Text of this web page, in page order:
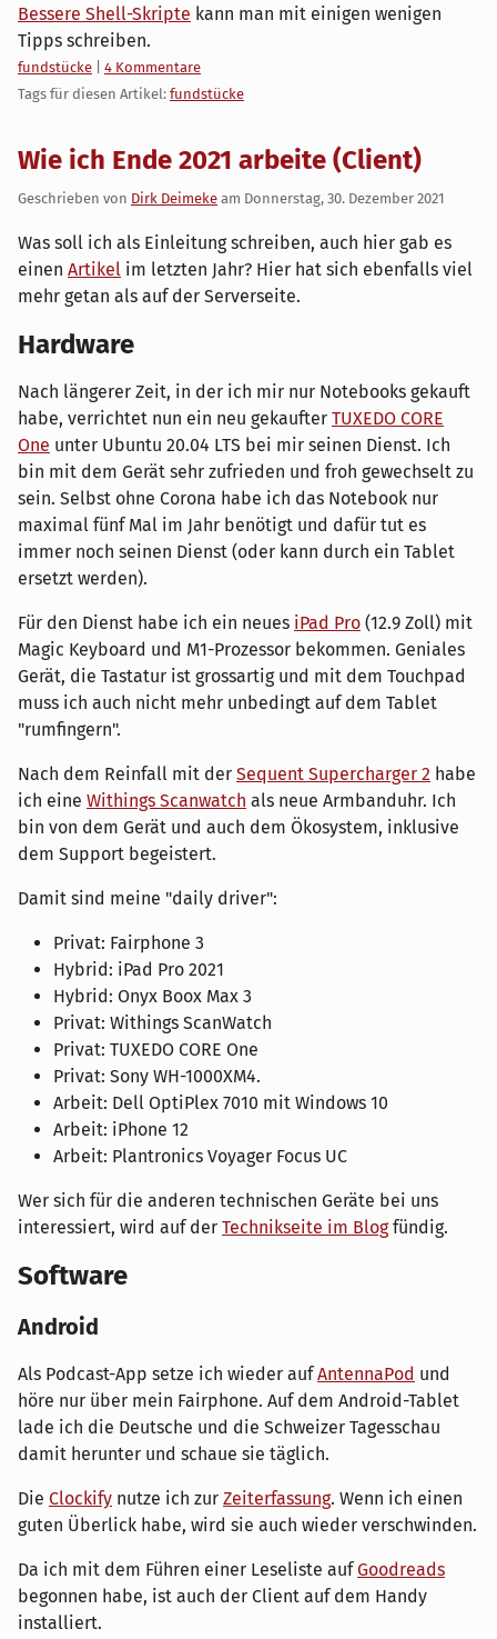
Bessere Shell-Skripte kann man mit einigen wenigen
Tipps schreiben.
Kategorien:
fundstücke
4 Kommentare
Tags für diesen Artikel: fundstücke
Wie ich Ende 2021 arbeite (Client)
Geschrieben von Dirk Deimeke am Donnerstag, 30. Dezember 2021
Was soll ich als Einleitung schreiben, auch hier gab es
einen Artikel im letzten Jahr? Hier hat sich ebenfalls viel
mehr getan als auf der Serverseite.
Hardware
Nach längerer Zeit, in der ich mir nur Notebooks gekauft
habe, verrichtet nun ein neu gekaufter TUXEDO CORE
One unter Ubuntu 20.04 LTS bei mir seinen Dienst. Ich
bin mit dem Gerät sehr zufrieden und froh gewechselt zu
sein. Selbst ohne Corona habe ich das Notebook nur
maximal fünf Mal im Jahr benötigt und dafür tut es
immer noch seinen Dienst (oder kann durch ein Tablet
ersetzt werden).
Für den Dienst habe ich ein neues iPad Pro (12.9 Zoll) mit
Magic Keyboard und M1-Prozessor bekommen. Geniales
Gerät, die Tastatur ist grossartig und mit dem Touchpad
muss ich auch nicht mehr unbedingt auf dem Tablet
"rumfingern".
Nach dem Reinfall mit der Sequent Supercharger 2 habe
ich eine Withings Scanwatch als neue Armbanduhr. Ich
bin von dem Gerät und auch dem Ökosystem, inklusive
dem Support begeistert.
Damit sind meine "daily driver":
Privat: Fairphone 3
Hybrid: iPad Pro 2021
Hybrid: Onyx Boox Max 3
Privat: Withings ScanWatch
Privat: TUXEDO CORE One
Privat: Sony WH-1000XM4.
Arbeit: Dell OptiPlex 7010 mit Windows 10
Arbeit: iPhone 12
Arbeit: Plantronics Voyager Focus UC
Wer sich für die anderen technischen Geräte bei uns
interessiert, wird auf der Technikseite im Blogfündig.
Software
Android
Als Podcast-App setze ich wieder aufAntennaPod und
höre nur über mein Fairphone. Auf dem Android-Tablet
lade ich die Deutsche und die Schweizer Tagesschau
damit herunter und schaue sie täglich.
Die Clockify nutze ich zur Zeiterfassung. Wenn ich einen
guten Überlick habe, wird sie auch wieder verschwinden.
Da ich mit dem Führen einer Leseliste aufGoodreads
begonnen habe, ist auch der Client auf dem Handy
installiert.